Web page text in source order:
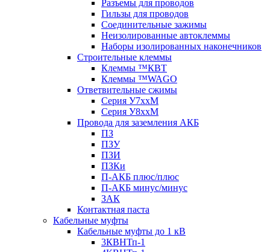
Разъемы для проводов
Гильзы для проводов
Соединительные зажимы
Неизолированные автоклеммы
Наборы изолированных наконечников
Строительные клеммы
Клеммы ™КВТ
Клеммы ™WAGO
Ответвительные сжимы
Серия У7ххМ
Серия У8ххМ
Провода для заземления АКБ
ПЗ
ПЗУ
ПЗИ
ПЗКи
П-АКБ плюс/плюс
П-АКБ минус/минус
ЗАК
Контактная паста
Кабельные муфты
Кабельные муфты до 1 кВ
3КВНТп-1